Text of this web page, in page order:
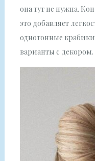
она тут не нужна.
это добавляет
однотонные
варианты с декором.